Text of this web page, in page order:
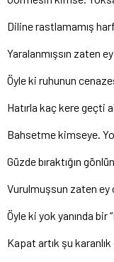
Diline rastlamamış
Yaralanmışsın zaten
Öyle ki ruhunun
Hatırla kaç kere geçti
Bahsetme kimseye.
Güzde bıraktığın
Vurulmuşsun zaten ey
Öyle ki yok yanında bir
Kapat artık şu